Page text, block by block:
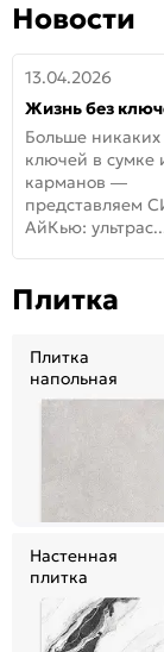
Новости
13.04.2026
Жизнь без
встречайте
СИТИ ИНТЕГРА
Больше никаких
ключей в сумке
карманов —
представляем
АйКью:
Плитка
Плитка
напольная
Настенная
плитка